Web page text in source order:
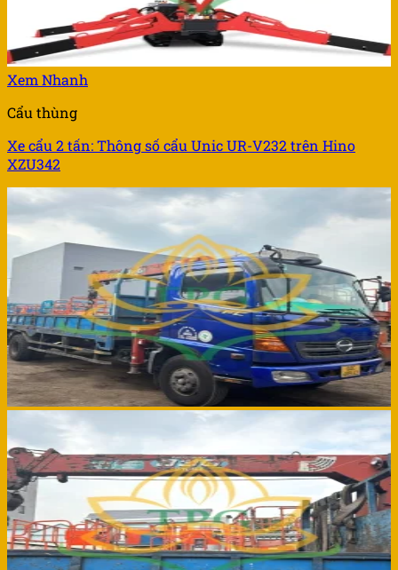
Xem Nhanh
Cẩu thùng
Xe cẩu 2 tấn: Thông số cẩu Unic UR-V232 trên Hino
XZU342